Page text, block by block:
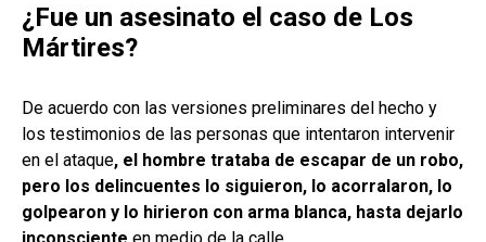
¿Fue un asesinato el caso de Los
Mártires?
De acuerdo con las versiones preliminares del hecho y
los testimonios de las personas que intentaron intervenir
en el ataque, el hombre trataba de escapar de un robo,
pero los delincuentes lo siguieron, lo acorralaron, lo
golpearon y lo hirieron con arma blanca, hasta dejarlo